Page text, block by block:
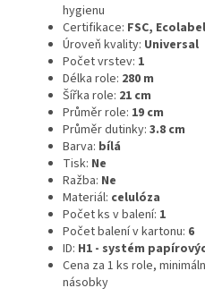
hygienu
Certifikace: FSC, Ecolabel
Úroveň kvality: Universal
Počet vrstev: 1
Délka role: 280 m
Šířka role: 21 cm
Průměr role: 19 cm
Průměr dutinky: 3.8 cm
Barva: bílá
Tisk: Ne
Ražba: Ne
Materiál: celulóza
Počet ks v balení: 1
Počet balení v kartonu: 6
ID: H1 - systém
Cena za 1 ks role,
násobky